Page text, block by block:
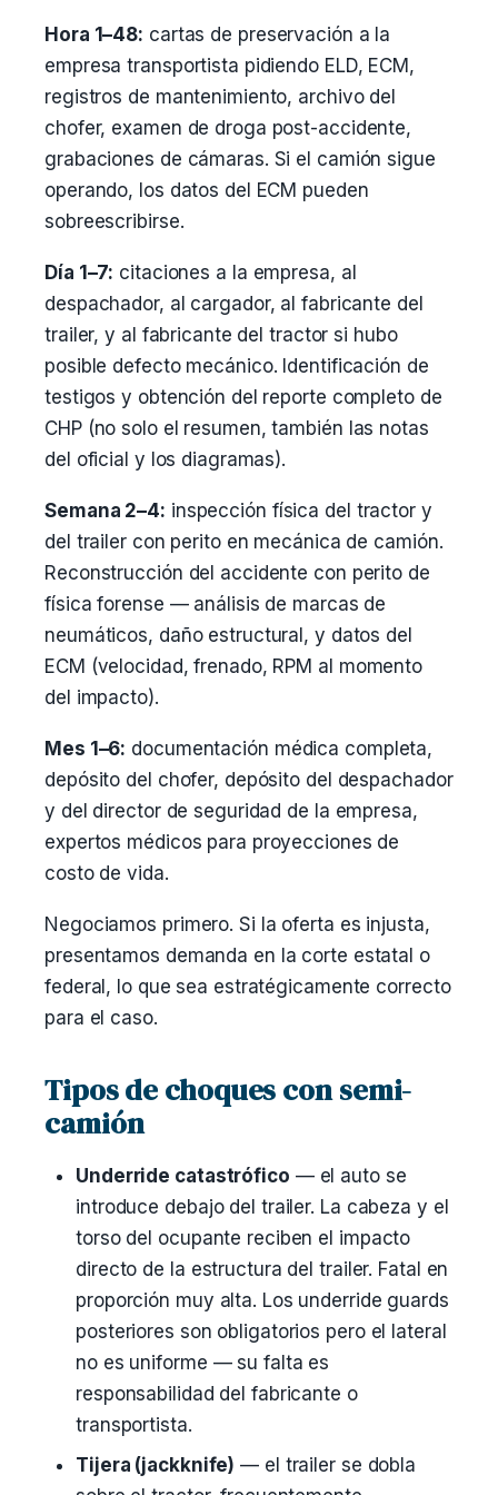
Hora 1–48: cartas de preservación a la
empresa transportista pidiendo ELD, ECM,
registros de mantenimiento, archivo del
chofer, examen de droga post-accidente,
grabaciones de cámaras. Si el camión sigue
operando, los datos del ECM pueden
sobreescribirse.
Día 1–7: citaciones a la empresa, al
despachador, al cargador, al fabricante del
trailer, y al fabricante del tractor si hubo
posible defecto mecánico. Identificación de
testigos y obtención del reporte completo de
CHP (no solo el resumen, también las notas
del oficial y los diagramas).
Semana 2–4: inspección física del tractor y
del trailer con perito en mecánica de camión.
Reconstrucción del accidente con perito de
física forense — análisis de marcas de
neumáticos, daño estructural, y datos del
ECM (velocidad, frenado, RPM al momento
del impacto).
Mes 1–6: documentación médica completa,
depósito del chofer, depósito del despachador
y del director de seguridad de la empresa,
expertos médicos para proyecciones de
costo de vida.
Negociamos primero. Si la oferta es injusta,
presentamos demanda en la corte estatal o
federal, lo que sea estratégicamente correcto
para el caso.
Tipos de choques con semi-
camión
Underride catastrófico — el auto se
introduce debajo del trailer. La cabeza y el
torso del ocupante reciben el impacto
directo de la estructura del trailer. Fatal en
proporción muy alta. Los underride guards
posteriores son obligatorios pero el lateral
no es uniforme — su falta es
responsabilidad del fabricante o
transportista.
Tijera (jackknife) — el trailer se dobla